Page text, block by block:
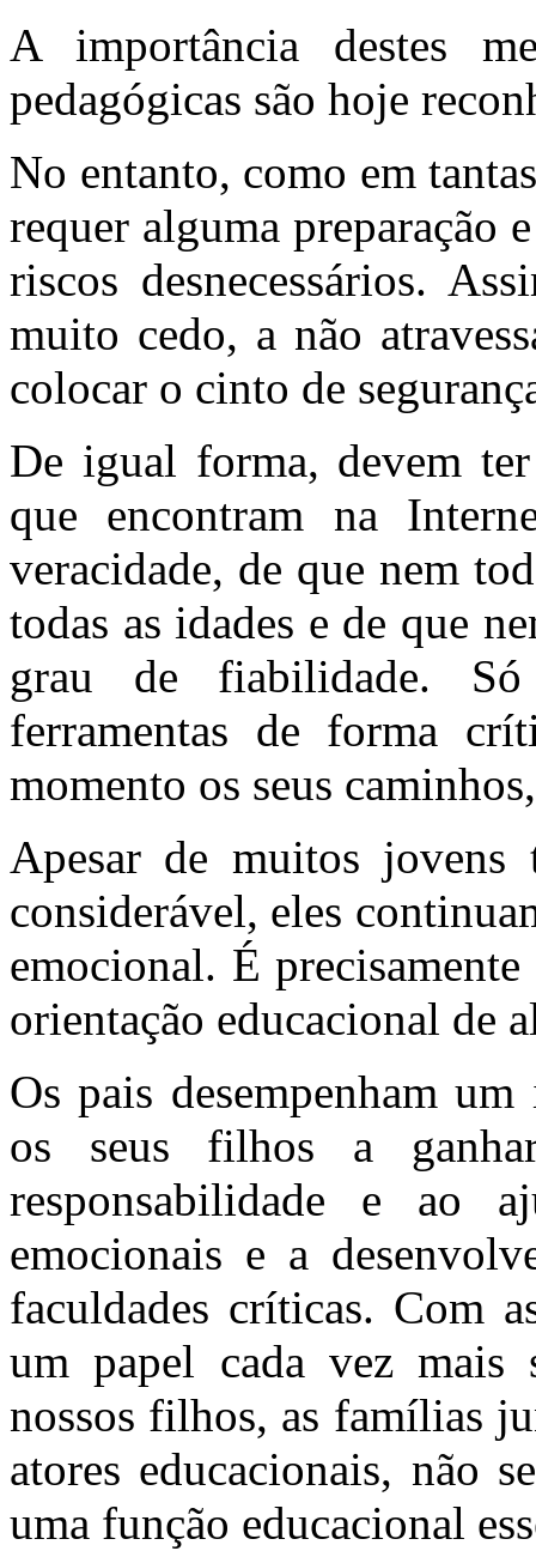
A importância destes
pedagógicas são hoje
No entanto, como em
requer alguma preparação
riscos desnecessários.
muito cedo, a não
colocar o cinto de
De igual forma, devem
que encontram na
veracidade, de que nem
todas as idades e de que
grau de fiabilidade.
ferramentas de forma
momento os seus
Apesar de muitos jovens
considerável, eles
emocional. É
orientação educacional de
Os pais desempenham
os seus filhos a
responsabilidade e ao
emocionais e a
faculdades críticas. Com
um papel cada vez mais
nossos filhos, as famílias
atores educacionais, não
uma função educacional